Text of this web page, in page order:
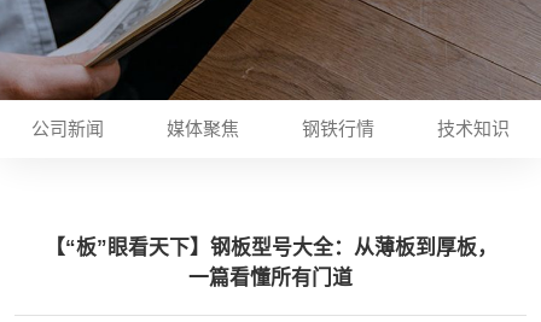
公司新闻 媒体聚焦 钢铁行情 技术知识
【“板”眼看天下】钢板型号大全：从薄板到厚板，
一篇看懂所有门道